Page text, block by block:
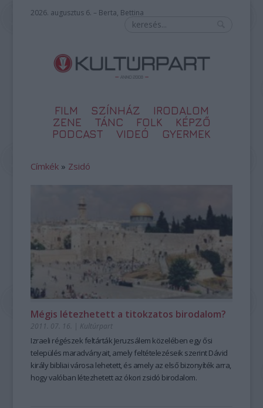
2026. augusztus 6. – Berta, Bettina
FILM SZÍNHÁZ
IRODALOM
ZENE
TÁNC FOLK
KÉPZŐ
PODCAST
VIDEÓ GYERMEK
Címkék » Zsidó
Mégis létezhetett a titokzatos birodalom?
2011. 07. 16. | Kultúrpart
Izraeli régészek feltárták Jeruzsálem közelében egy ősi
település maradványait, amely feltételezéseik szerint Dávid
király bibliai városa lehetett, és amely az első bizonyíték arra,
hogy valóban létezhetett az ókori zsidó birodalom.